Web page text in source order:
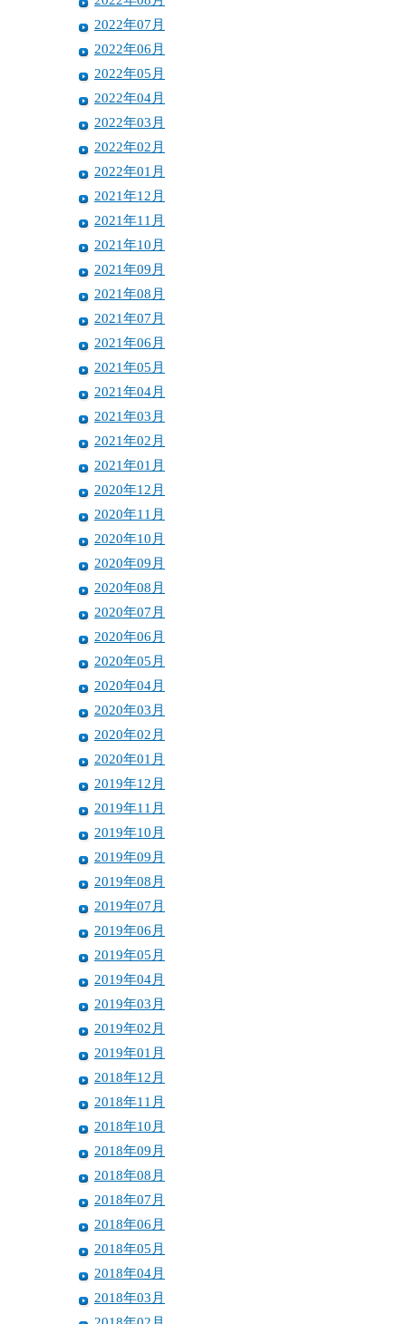
2022年07月
2022年06月
2022年05月
2022年04月
2022年03月
2022年02月
2022年01月
2021年12月
2021年11月
2021年10月
2021年09月
2021年08月
2021年07月
2021年06月
2021年05月
2021年04月
2021年03月
2021年02月
2021年01月
2020年12月
2020年11月
2020年10月
2020年09月
2020年08月
2020年07月
2020年06月
2020年05月
2020年04月
2020年03月
2020年02月
2020年01月
2019年12月
2019年11月
2019年10月
2019年09月
2019年08月
2019年07月
2019年06月
2019年05月
2019年04月
2019年03月
2019年02月
2019年01月
2018年12月
2018年11月
2018年10月
2018年09月
2018年08月
2018年07月
2018年06月
2018年05月
2018年04月
2018年03月